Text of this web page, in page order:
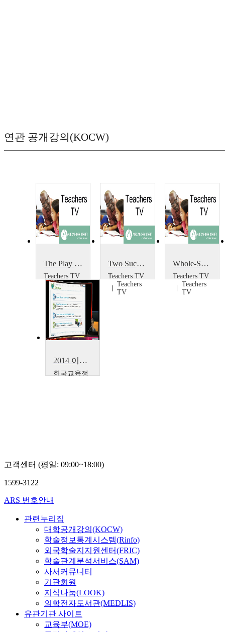
연관 공개강의(KOCW)
The Play Project
Teachers TV
Teachers
TV
Two Successful Projects
Teachers TV
Teachers
TV
Whole-School Portrait Project
Teachers TV
Teachers
TV
2014 이러닝 국제 콘퍼런스 : What is the Lessons from Education Support Project~
한국교육정
고객센터 (평일: 09:00~18:00)
1599-3122
ARS 번호안내
관련누리집
대학공개강의(KOCW)
학술정보통계시스템(Rinfo)
외국학술지지원센터(FRIC)
학술관계분석서비스(SAM)
사서커뮤니티
기관회원
지식나눔(LOOK)
의학전자도서관(MEDLIS)
유관기관 사이트
교육부(MOE)